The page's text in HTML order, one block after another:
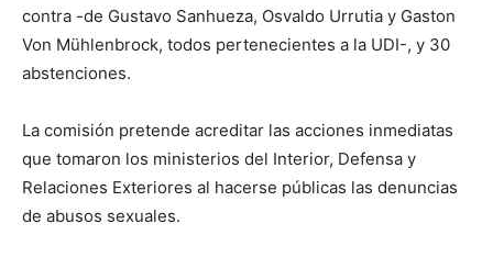
contra -de Gustavo Sanhueza, Osvaldo Urrutia y Gaston
Von Mühlenbrock, todos pertenecientes a la UDI-, y 30
abstenciones.
La comisión pretende acreditar las acciones inmediatas
que tomaron los ministerios del Interior, Defensa y
Relaciones Exteriores al hacerse públicas las denuncias
de abusos sexuales.